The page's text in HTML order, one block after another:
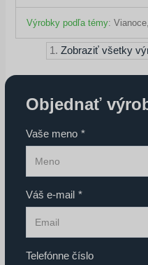
Výrobky podľa témy:
Zobraziť všetky
Objednať
Vaše meno *
Váš e-mail *
Telefónne číslo